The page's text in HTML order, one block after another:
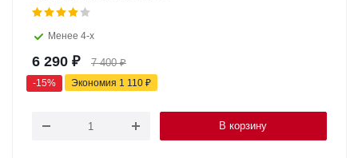
Менее 4-х
6 290 ₽ 7 400₽
-15% Экономия 1 110 ₽
В корзину